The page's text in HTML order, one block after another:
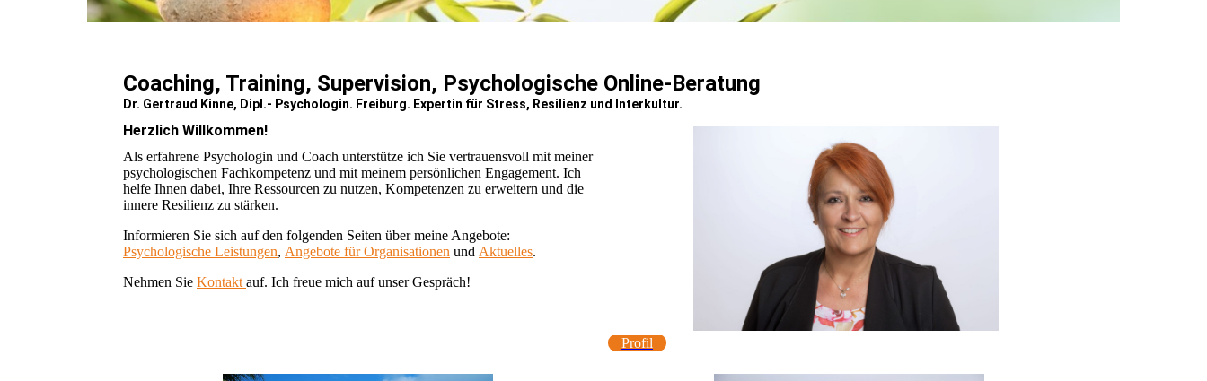
Coaching, Training, Supervision, Psychologische Online-Beratung
Dr. Gertraud Kinne, Dipl.- Psychologin. Freiburg. Expertin für Stress, Resilienz und Interkultur.
Herzlich Willkommen!
Als erfahrene Psychologin und Coach unterstütze ich Sie vertrauensvoll mit meiner
psychologischen Fachkompetenz und mit meinem persönlichen Engagement. Ich
helfe Ihnen dabei, Ihre Ressourcen zu nutzen, Kompetenzen zu erweitern und die
innere Resilienz zu stärken.
Informieren Sie sich auf den folgenden Seiten über meine Angebote:
Psychologische Leistungen, Angebote für Organisationen und Aktuelles.
Nehmen Sie Kontakt auf. Ich freue mich auf unser Gespräch!
Profil